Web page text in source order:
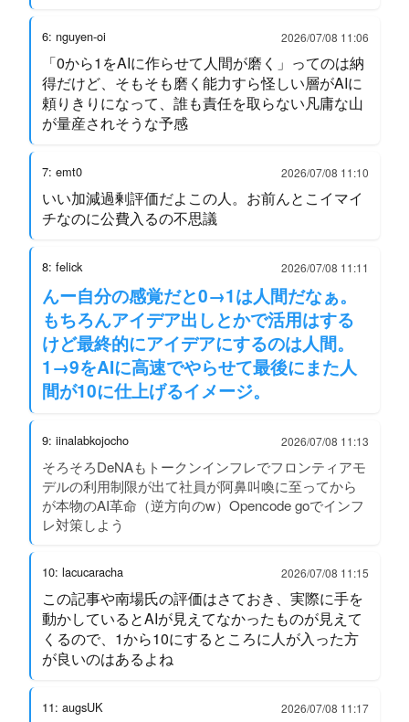
6: nguyen-oi 2026/07/08 11:06
「0から1をAIに作らせて人間が磨く」ってのは納
得だけど、そもそも磨く能力すら怪しい層がAIに
頼りきりになって、誰も責任を取らない凡庸な山
が量産されそうな予感
7: emt0 2026/07/08 11:10
いい加減過剰評価だよこの人。お前んとこイマイ
チなのに公費入るの不思議
8: felick 2026/07/08 11:11
んー自分の感覚だと0→1は人間だなぁ。
もちろんアイデア出しとかで活用はする
けど最終的にアイデアにするのは人間。
1→9をAIに高速でやらせて最後にまた人
間が10に仕上げるイメージ。
9: iinalabkojocho 2026/07/08 11:13
そろそろDeNAもトークンインフレでフロンティアモ
デルの利用制限が出て社員が阿鼻叫喚に至ってから
が本物のAI革命（逆方向のw）Opencode goでインフ
レ対策しよう
10: lacucaracha 2026/07/08 11:15
この記事や南場氏の評価はさておき、実際に手を
動かしているとAIが見えてなかったものが見えて
くるので、1から10にするところに人が入った方
が良いのはあるよね
11: augsUK 2026/07/08 11:17